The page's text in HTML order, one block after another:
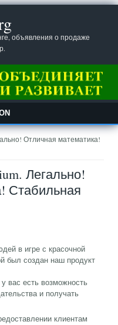
объявления о продаже
Отличная математика!
Легально!
Стабильная
в игре с красочной
был создан наш продукт
вас есть возможность
и получать
клиентам